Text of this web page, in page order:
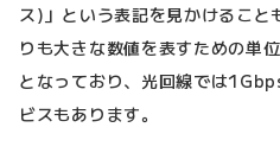
ス)」という表記を見かけるこ
りも大きな数値を表すための
となっており、光回線では
ビスもあります。